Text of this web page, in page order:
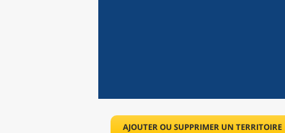
AJOUTER OU SUPPRIMER UN TERRITOIRE